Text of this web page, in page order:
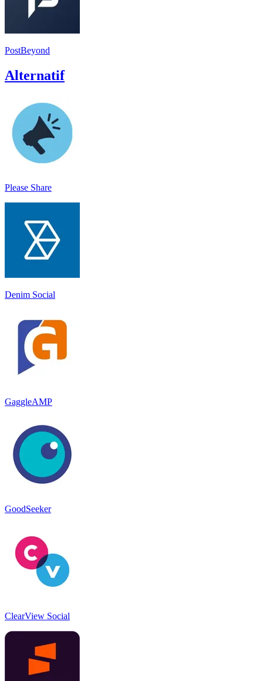
PostBeyond
Alternatif
Please Share
Denim Social
GaggleAMP
GoodSeeker
ClearView Social